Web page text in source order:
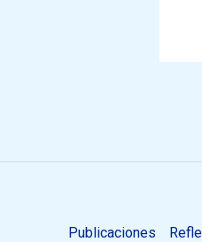
Publicaciones